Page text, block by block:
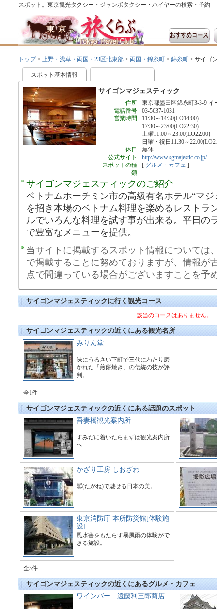
スポット。東京観光タクシー・ジャンボタクシー・ハイヤーの検索・予約
トップ> 上野・浅草・両国・23区北東部> 両国・錦糸町> 錦糸町> サイゴ
スポット基本情報
サイゴンマジェスティック
住所
東京都墨田区錦糸町3-3-9 イ
電話番号
03-5637-1031
営業時間
11:30～14:30(LO14:00)
17:30～23:00(LO22:30)
土曜11:00～23:00(LO22:00)
日曜・祝日11:30～
休日
無休
公式サイト
http://www.sgmajestic.co.jp/
スポットの種
類
[ グルメ・カフェ ]
サイゴンマジェスティックのご紹介
ベトナムホーチミン市の高級有名ホテル“マ
を招き本場のベトナム料理を楽めるレストラ
ルでいろんな料理を試す事が出来る。平日の
で豊富なメニューを提供。
当サイトに掲載するスポット情報については
で掲載することに努めておりますが、情報が
点で間違っている場合がございますことを予
サイゴンマジェスティックに行く観光コース
該当のコースはありません。
サイゴンマジェスティックの近くにある観光名所
みりん堂
味にうるさい下町で三代にわたり磨
かれた「煎餅焼き」の伝統の技が評
判。
全1件
サイゴンマジェスティックの近くにある話題のスポット
吾妻橋観光案内所
すみだに着いたらまずは観光案内所
へ
かざり工房 しおざわ
鏨(たがね)で魅せる日本の美。
東京消防庁 本所防災館[体験施
設]
風水害をもたらす暴風雨の体験がで
きる施設。
全5件
サイゴンマジェスティックの近くにあるグルメ・カフェ
ワインバー 遠藤利三郎商店